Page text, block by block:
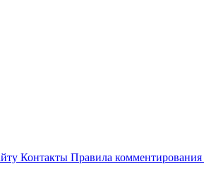
Контакты Правила комментирования